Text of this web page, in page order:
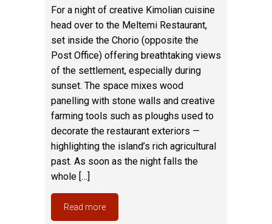
For a night of creative Kimolian cuisine
head over to the Meltemi Restaurant,
set inside the Chorio (opposite the
Post Office) offering breathtaking views
of the settlement, especially during
sunset. The space mixes wood
panelling with stone walls and creative
farming tools such as ploughs used to
decorate the restaurant exteriors —
highlighting the island’s rich agricultural
past. As soon as the night falls the
whole […]
Read more